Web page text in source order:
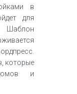
в
для
которые
и